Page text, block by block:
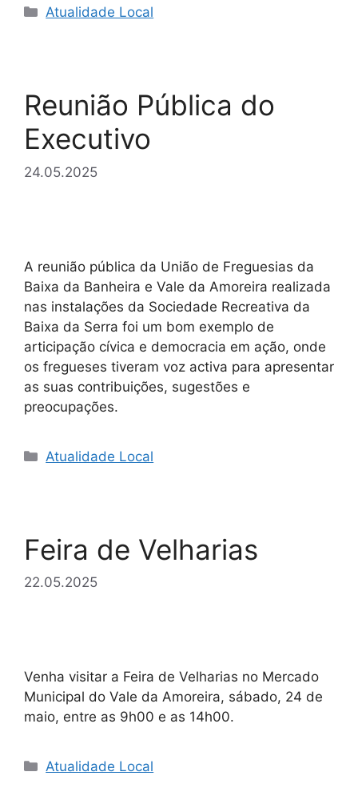
Categorias
Atualidade Local
Reunião Pública do
Executivo
24.05.2025
A reunião pública da União de Freguesias da
Baixa da Banheira e Vale da Amoreira realizada
nas instalações da Sociedade Recreativa da
Baixa da Serra foi um bom exemplo de
articipação cívica e democracia em ação, onde
os fregueses tiveram voz activa para apresentar
as suas contribuições, sugestões e
preocupações.
Categorias
Atualidade Local
Feira de Velharias
22.05.2025
Venha visitar a Feira de Velharias no Mercado
Municipal do Vale da Amoreira, sábado, 24 de
maio, entre as 9h00 e as 14h00.
Categorias
Atualidade Local